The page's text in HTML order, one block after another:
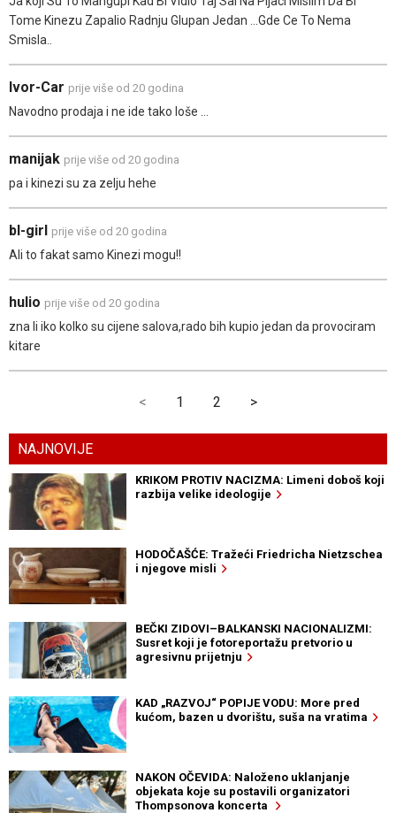
Tome Kinezu Zapalio Radnju Glupan Jedan ...Gde Ce To Nema
Smisla..
Ivor-Car prije više od 20 godina
Navodno prodaja i ne ide tako loše ...
manijak prije više od 20 godina
pa i kinezi su za zelju hehe
bl-girl prije više od 20 godina
Ali to fakat samo Kinezi mogu!!
hulio prije više od 20 godina
zna li iko kolko su cijene salova,rado bih kupio jedan da provociram
kitare
< 1 2 >
NAJNOVIJE
KRIKOM PROTIV NACIZMA: Limeni doboš koji
razbija velike ideologije
HODOČAŠĆE: Tražeći Friedricha Nietzschea
i njegove misli
BEČKI ZIDOVI–BALKANSKI NACIONALIZMI:
Susret koji je fotoreportažu pretvorio u
agresivnu prijetnju
KAD „RAZVOJ“ POPIJE VODU: More pred
kućom, bazen u dvorištu, suša na vratima
NAKON OČEVIDA: Naloženo uklanjanje
objekata koje su postavili organizatori
Thompsonova koncerta